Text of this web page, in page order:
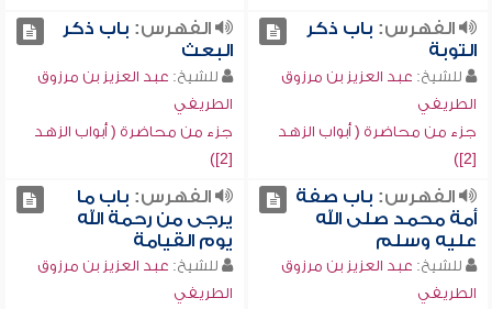
الفهرس: باب ذكر
التوبة
للشيخ: عبد العزيز بن مرزوق
الطريفي
جزء من محاضرة ( أبواب الزهد
[2])
الفهرس: باب ذكر
البعث
للشيخ: عبد العزيز بن مرزوق
الطريفي
جزء من محاضرة ( أبواب الزهد
[2])
الفهرس: باب صفة
أمة محمد صلى الله
عليه وسلم
للشيخ: عبد العزيز بن مرزوق
الطريفي
الفهرس: باب ما
يرجى من رحمة الله
يوم القيامة
للشيخ: عبد العزيز بن مرزوق
الطريفي